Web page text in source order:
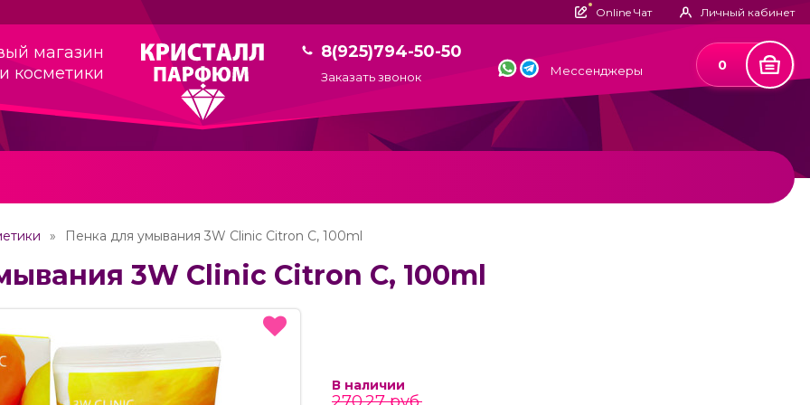
Online Чат Личный кабинет
магазин
косметики
8(925)794-50-50
Заказать звонок Мессенджеры 0
Пенка для умывания 3W Clinic Citron C, 100ml
3W Clinic Citron C, 100ml
В наличии